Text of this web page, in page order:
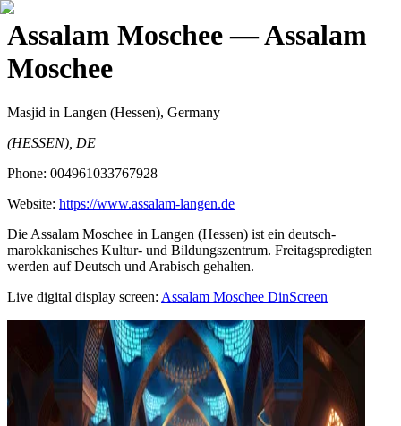
Assalam Moschee— Assalam
Moschee
Masjid in Langen (Hessen), Germany
(HESSEN), DE
Phone: 004961033767928
Website: https://www.assalam-langen.de
Die Assalam Moschee in Langen (Hessen) ist ein deutsch-
marokkanisches Kultur- und Bildungszentrum. Freitagspredigten
werden auf Deutsch und Arabisch gehalten.
Live digital display screen: Assalam Moschee DinScreen